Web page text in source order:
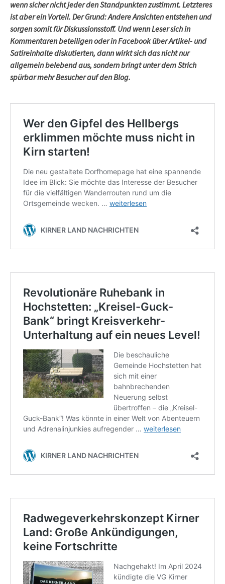
wenn sicher nicht jeder den Standpunkten zustimmt. Letzteres
ist aber ein Vorteil. Der Grund: Andere Ansichten entstehen und
sorgen somit für Diskussionsstoff. Und wenn Leser sich in
Kommentaren beteiligen oder in Facebook über Artikel- und
Satireinhalte diskutierten, dann wirkt sich das nicht nur
allgemein belebend aus, sondern bringt unter dem Strich
spürbar mehr Besucher auf den Blog.